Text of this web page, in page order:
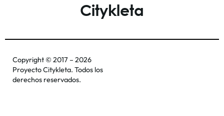
Citykleta
Copyright © 2017 – 2026
Proyecto Citykleta. Todos los
derechos reservados.